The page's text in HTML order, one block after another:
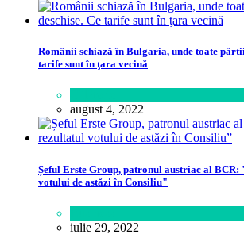
Românii schiază în Bulgaria, unde toate
tarife sunt în ţara vecină
august 4, 2022
Șeful Erste Group, patronul austriac al
votului de astăzi în Consiliu"
iulie 29, 2022